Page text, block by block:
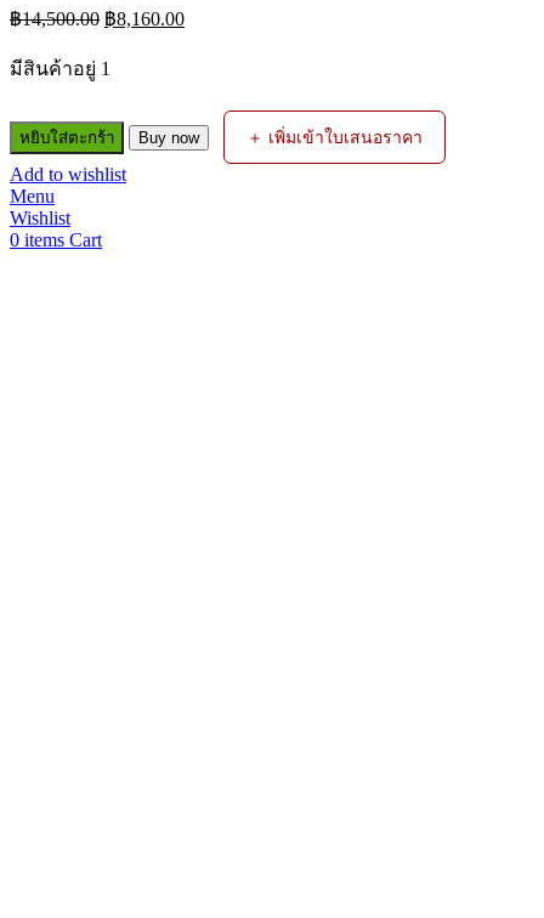
฿14,500.00 Original
price
฿8,160.00Current
price
มีสินค้าอยู่ 1
จำนวน
เครื่อง
ขัด
กระดาษ
ทราย
หยิบใส่ตะกร้า Buy now ＋ เพิ่มเข้าใบเสนอราคา
Add to wishlist
Menu
Wishlist
0 items Cart